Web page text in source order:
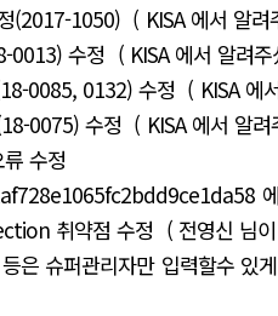
(2017-1050) ( KISA 에서 알려
0013) 수정 ( KISA 에서 알려주
0085, 0132) 수정 ( KISA 에
0075) 수정 ( KISA 에서 알려
수정
취약점 수정 ( 전영신 님
은 슈퍼관리자만 입력할수 있